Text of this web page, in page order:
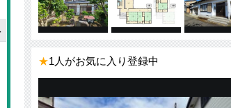
★1人がお気に入り登録中